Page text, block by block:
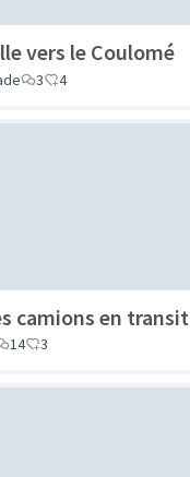
vers le Coulomé
3 4
camions en transit
14 3